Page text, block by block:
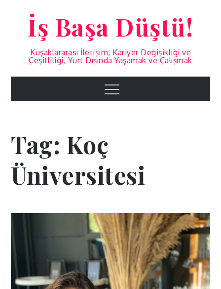
İş Başa Düştü!
Kuşaklararası İletişim, Kariyer Değişikliği ve
Çeşitliliği, Yurt Dışında Yaşamak ve Çalışmak
Menu
Tag: Koç
Üniversitesi